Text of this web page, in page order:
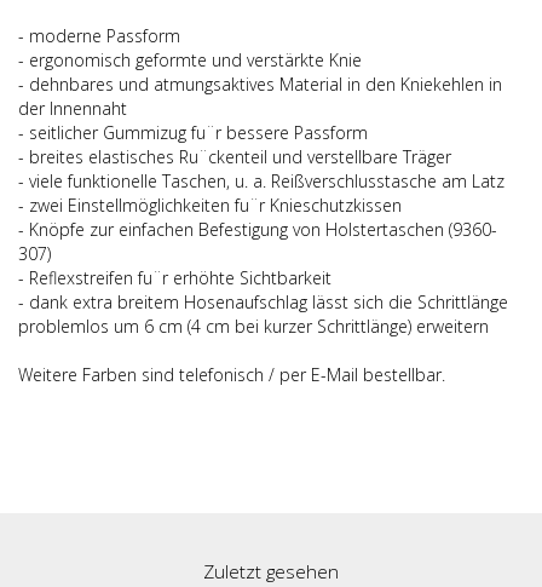
- moderne Passform
- ergonomisch geformte und verstärkte Knie
- dehnbares und atmungsaktives Material in den Kniekehlen in
der Innennaht
- seitlicher Gummizug fu¨r bessere Passform
- breites elastisches Ru¨ckenteil und verstellbare Träger
- viele funktionelle Taschen, u. a. Reißverschlusstasche am Latz
- zwei Einstellmöglichkeiten fu¨r Knieschutzkissen
- Knöpfe zur einfachen Befestigung von Holstertaschen (9360-
307)
- Reflexstreifen fu¨r erhöhte Sichtbarkeit
- dank extra breitem Hosenaufschlag lässt sich die Schrittlänge
problemlos um 6 cm (4 cm bei kurzer Schrittlänge) erweitern
Weitere Farben sind telefonisch / per E-Mail bestellbar.
Zuletzt gesehen